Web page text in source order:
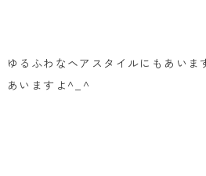
ゆるふわなヘアスタイルにもあいま
あいますよ^_^